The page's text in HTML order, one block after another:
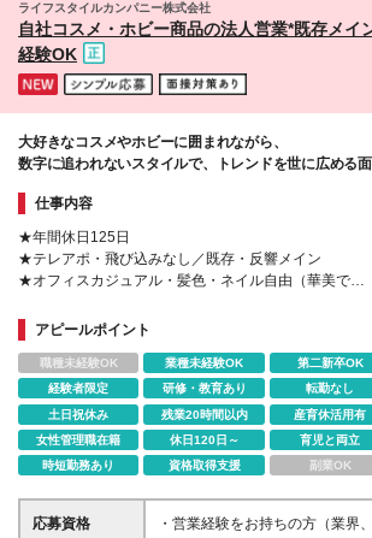
の範囲)上記を除く当社関連勤務地
これが同社のカルチャーだ。
ライフスタイルカンパニー株式会社
自社コスメ・ホビー商品の法人営業*既存メイ
経験OK
大好きなコスメやホビーに囲まれながら、
数字に追われないスタイルで、トレンドを世に広める面
仕事内容
★年間休日125日
★テレアポ・飛び込みなし／既存・反響メイン
★オフィスカジュアル・髪色・ネイル自由（華美でな
★『全社員商品企画』でアイデアを発信できる！
アピールポイント
職種未経験OK 業種未経験OK 第二新卒OK
経験者限定
研修・教育あり 転勤なし
土日祝休み
残業20時間以内 産育休活用有
女性管理職在籍
休日120日～ 育児と両立
時短勤務あり
資格取得支援 副業OK
応募資格
・営業経験をお持ちの方（業界